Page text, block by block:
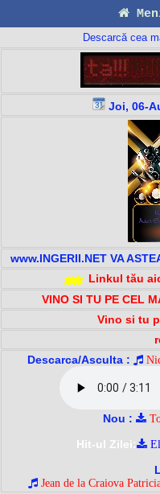
Descarcă cea
Joi, 06-
www.INGERII.NET VA
Linkul tău
VINO SI TU PE CEL
Vino si tu
Descarca/Asculta :
Nou :
Hit-ul Zilei:
Jean de la Craiova